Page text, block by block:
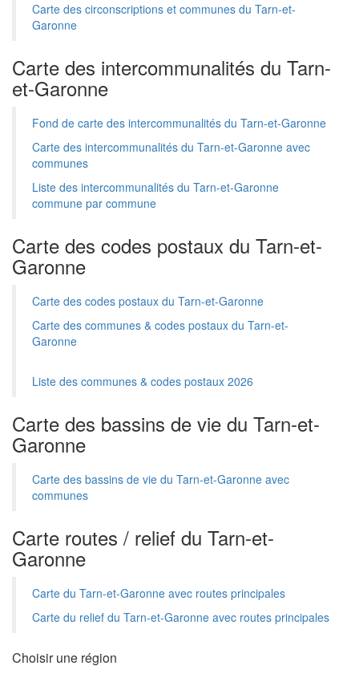
Carte des circonscriptions et communes du Tarn-et-
Garonne
Carte des intercommunalités du Tarn-
et-Garonne
Fond de carte des intercommunalités du Tarn-et-Garonne
Carte des intercommunalités du Tarn-et-Garonne avec
communes
Liste des intercommunalités du Tarn-et-Garonne
commune par commune
Carte des codes postaux du Tarn-et-
Garonne
Carte des codes postaux du Tarn-et-Garonne
Carte des communes & codes postaux du Tarn-et-
Garonne
Liste des communes & codes postaux 2026
Carte des bassins de vie du Tarn-et-
Garonne
Carte des bassins de vie du Tarn-et-Garonne avec
communes
Carte routes / relief du Tarn-et-
Garonne
Carte du Tarn-et-Garonne avec routes principales
Carte du relief du Tarn-et-Garonne avec routes principales
Choisir une région